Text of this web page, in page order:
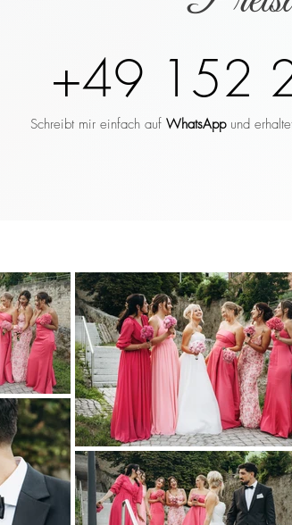
+49 152
Schreibt mir einfach auf WhatsAppund